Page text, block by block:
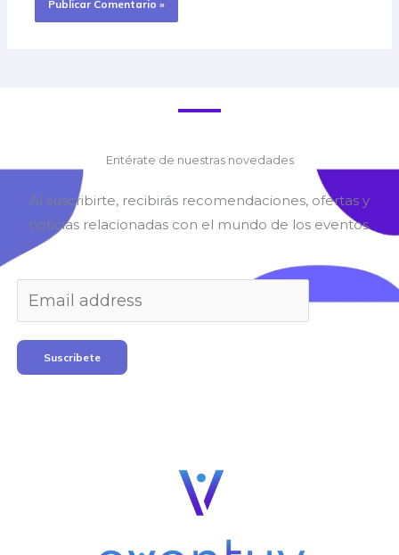
Entérate de nuestras novedades
Al suscribirte, recibirás recomendaciones, ofertas y
noticias relacionadas con el mundo de los eventos.
Suscribete